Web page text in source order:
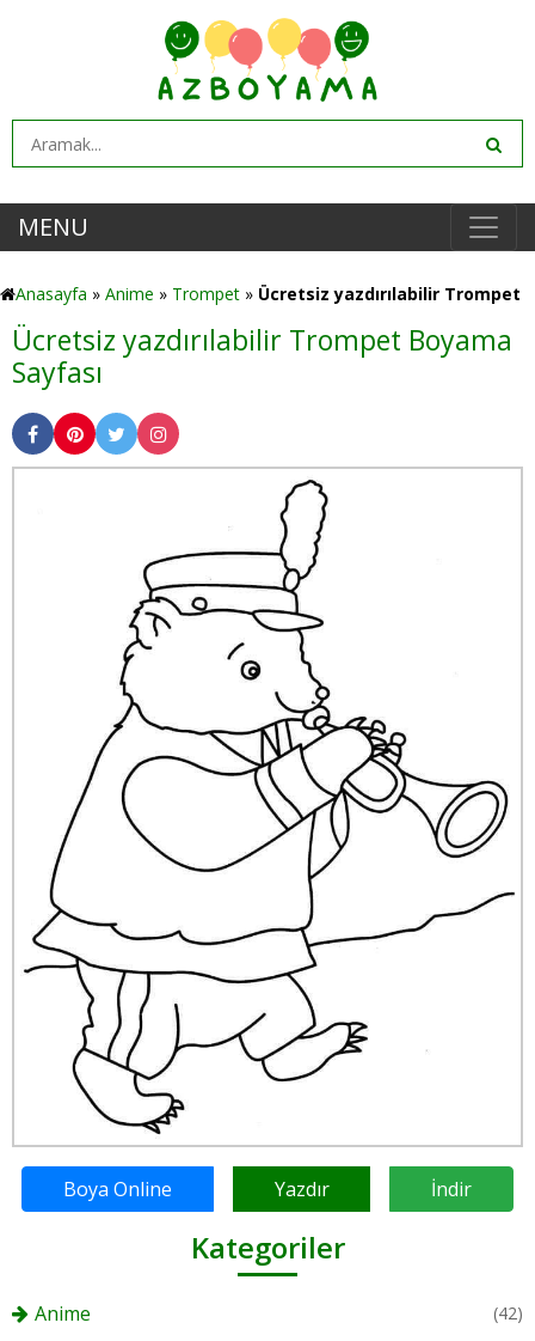
MENU
Anasayfa » Anime » Trompet » Ücretsiz yazdırılabilir Trompet
Ücretsiz yazdırılabilir Trompet Boyama
Sayfası
Boya Online Yazdır İndir
Kategoriler
Anime (42)